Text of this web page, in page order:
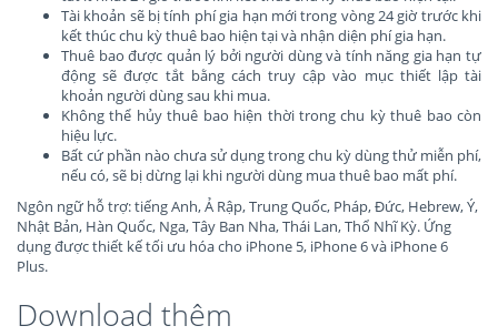
Tài khoản sẽ bị tính phí gia hạn mới trong vòng 24 giờ trước khi
kết thúc chu kỳ thuê bao hiện tại và nhận diện phí gia hạn.
Thuê bao được quản lý bởi người dùng và tính năng gia hạn tự
động sẽ được tắt bằng cách truy cập vào mục thiết lập tài
khoản người dùng sau khi mua.
Không thể hủy thuê bao hiện thời trong chu kỳ thuê bao còn
hiệu lực.
Bất cứ phần nào chưa sử dụng trong chu kỳ dùng thử miễn phí,
nếu có, sẽ bị dừng lại khi người dùng mua thuê bao mất phí.
Ngôn ngữ hỗ trợ: tiếng Anh, Ả Rập, Trung Quốc, Pháp, Đức, Hebrew, Ý,
Nhật Bản, Hàn Quốc, Nga, Tây Ban Nha, Thái Lan, Thổ Nhĩ Kỳ. Ứng
dụng được thiết kế tối ưu hóa cho iPhone 5, iPhone 6 và iPhone 6
Plus.
Download thêm